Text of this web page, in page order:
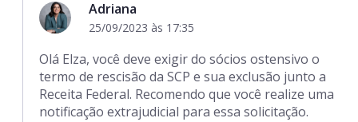
Adriana
25/09/2023 às 17:35
Olá Elza, você deve exigir do sócios ostensivo o
termo de rescisão da SCP e sua exclusão junto a
Receita Federal. Recomendo que você realize uma
notificação extrajudicial para essa solicitação.